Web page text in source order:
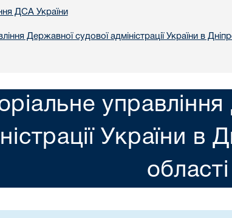
ДСА України
Державної судової адміністрації України в
України в
областi